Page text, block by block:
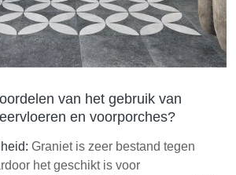
van het gebruik van
en voorporches?
Graniet is zeer bestand tegen
het geschikt is voor